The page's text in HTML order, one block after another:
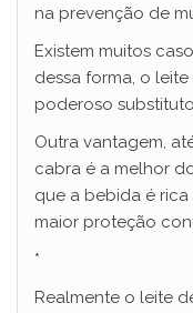
na prevenção de
Existem muitos
dessa forma, o
poderoso
Outra vantagem,
cabra é a melhor
que a bebida é rica
maior proteção
*
Realmente o leite